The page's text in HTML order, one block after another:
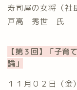
寿司屋の女将（
戸高 秀世 氏
【第３回】「子育
論」
１１月０２日（